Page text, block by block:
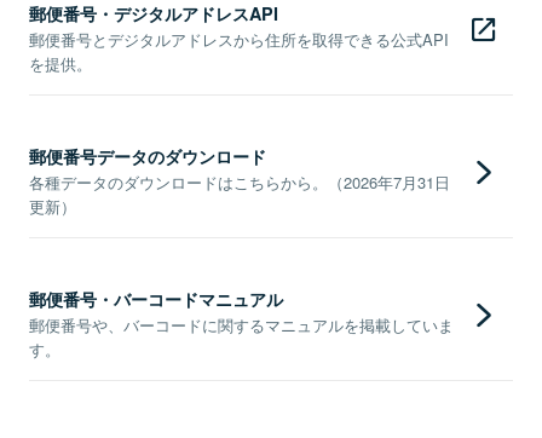
郵便番号・デジタルアドレスAPI
郵便番号とデジタルアドレスから住所を取得できる公式API
を提供。
郵便番号データのダウンロード
各種データのダウンロードはこちらから。（2026年7月31日
更新）
郵便番号・バーコードマニュアル
郵便番号や、バーコードに関するマニュアルを掲載していま
す。